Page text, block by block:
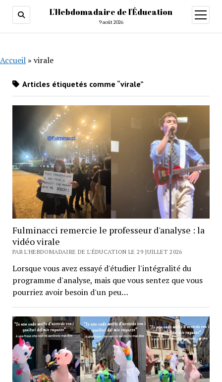
L'Hebdomadaire de l'Éducation
9 août 2026
ouvrir
menu
Accueil » virale
Articles étiquetés comme “virale”
Fulminacci remercie le professeur d'analyse : la
vidéo virale
PAR L'HEBDOMADAIRE DE L'ÉDUCATION LE 29 JUILLET 2026
Lorsque vous avez essayé d'étudier l'intégralité du
programme d'analyse, mais que vous sentez que vous
pourriez avoir besoin d'un peu…